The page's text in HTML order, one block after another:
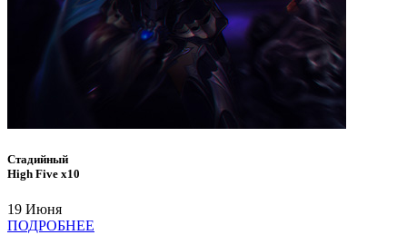
Стадийный
High Five x10
19 Июня
ПОДРОБНЕЕ